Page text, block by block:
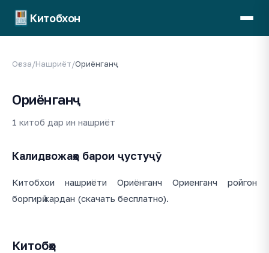
Китобхон
Оғоза/Нашриёт/Ориёнганҷ
Ориёнганҷ
1 китоб дар ин нашриёт
Калидвожаҳо барои ҷустуҷӯ
Китобхои нашриёти Ориёнганч Ориенганч ройгон
боргирӣ кардан (скачать бесплатно).
Китобҳо